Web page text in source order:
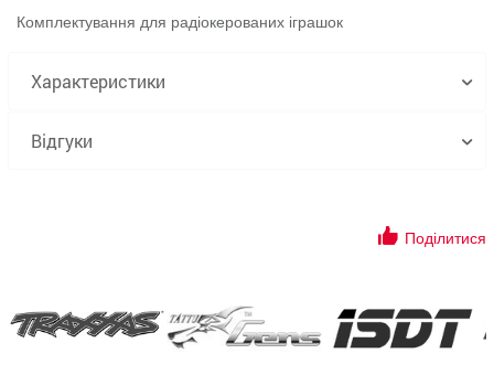
Комплектування для радіокерованих іграшок
Характеристики
Відгуки
Поділитися